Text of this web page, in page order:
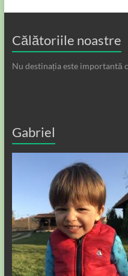
Călătoriile noastre
Nu destinația este importantă
Gabriel